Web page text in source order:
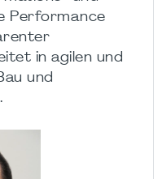
Performance
in agilen und
und